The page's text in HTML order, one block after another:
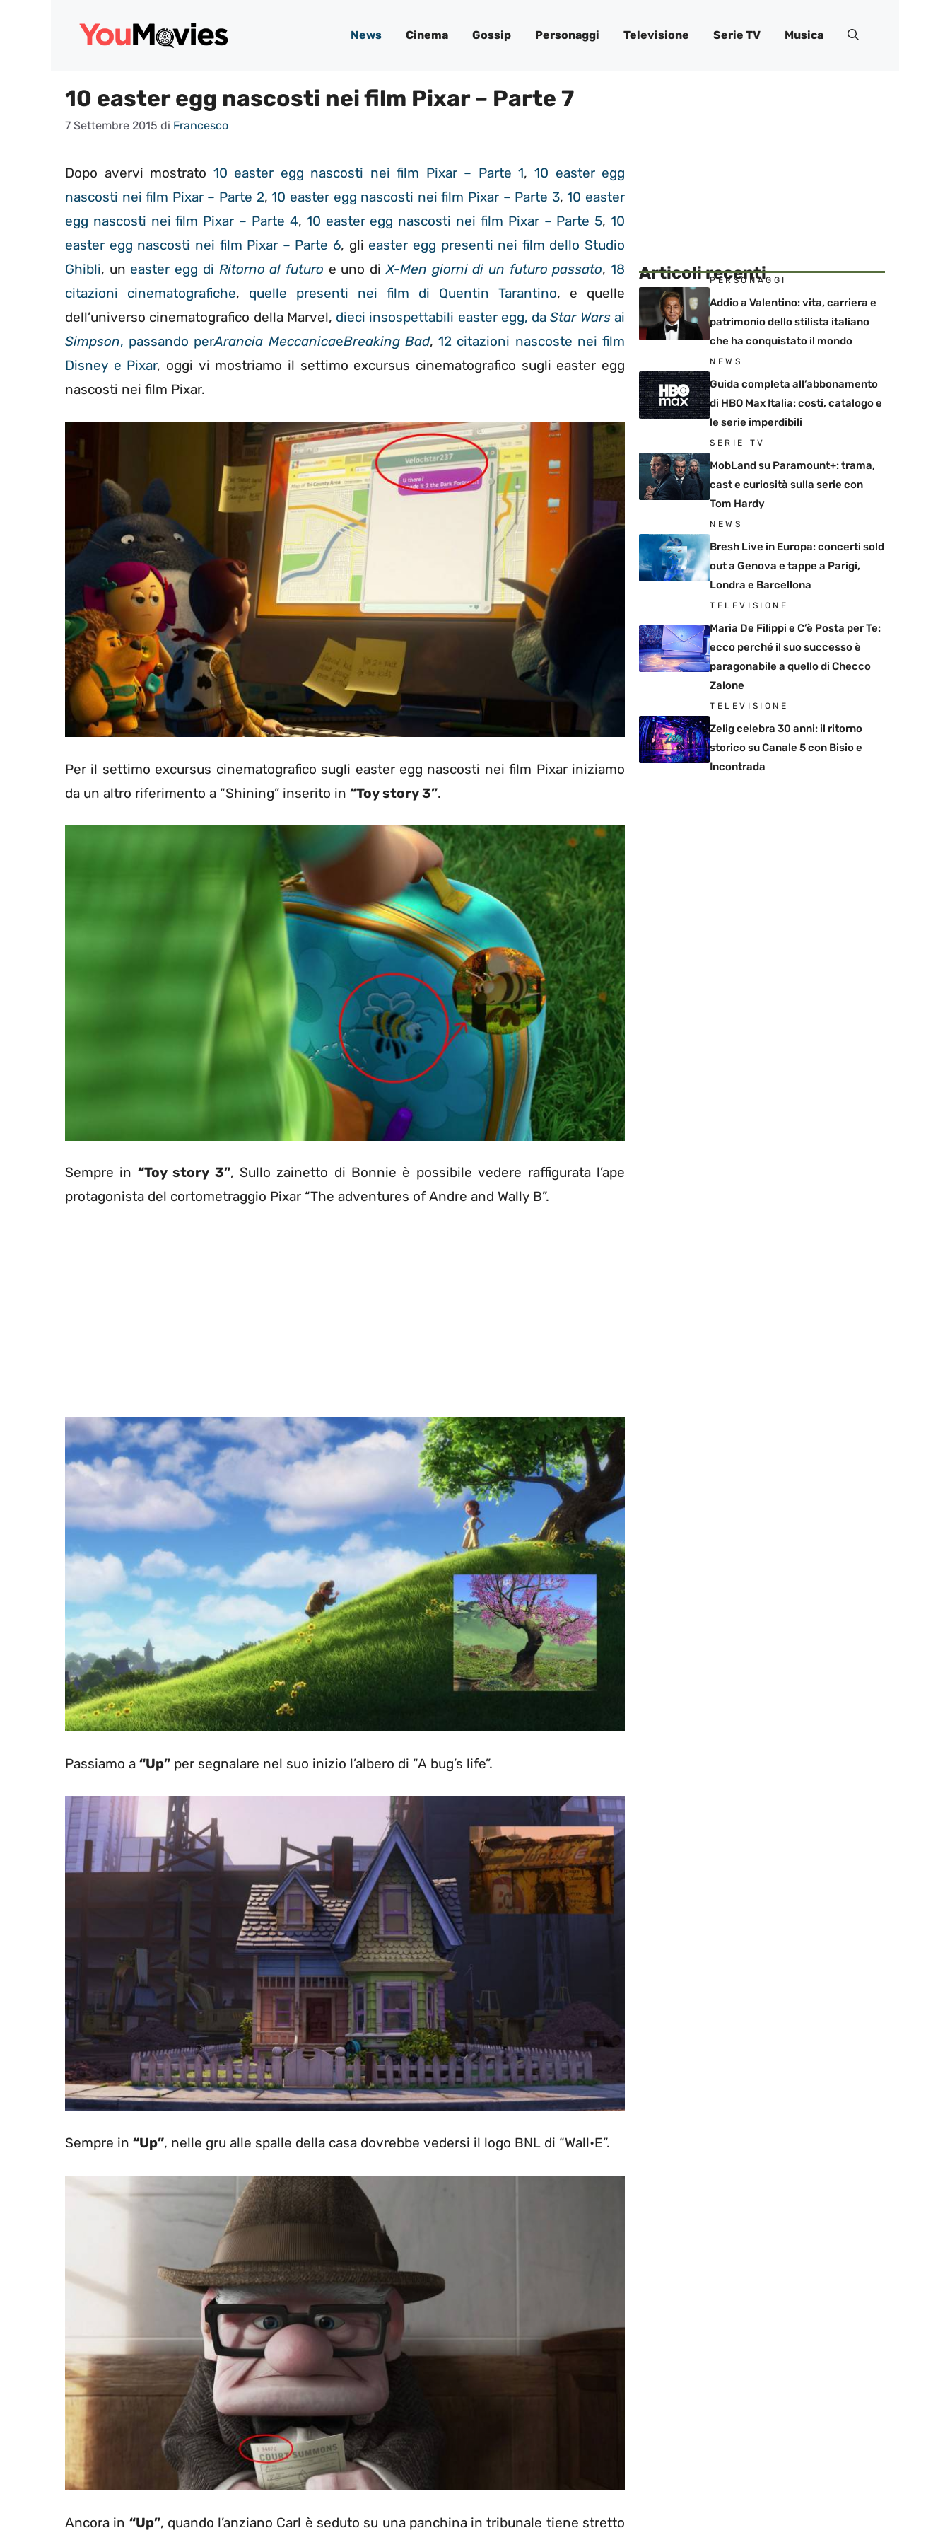
News Cinema Gossip Personaggi Televisione Serie TV Musica
10 easter egg nascosti nei film Pixar – Parte 7
7 Settembre 2015 di Francesco
Dopo avervi mostrato 10 easter egg nascosti nei film Pixar – Parte 1, 10 easter egg
nascosti nei film Pixar – Parte 2,10 easter egg nascosti nei film Pixar – Parte 3,10 easter
egg nascosti nei film Pixar – Parte 4, 10 easter egg nascosti nei film Pixar – Parte 5,10
easter egg nascosti nei film Pixar – Parte 6, gli easter egg presenti nei film dello Studio
Ghibli, un easter egg di Ritorno al futuro e uno diX-Men giorni di un futuro passato,18
citazioni cinematografiche, quelle presenti nei film di Quentin Tarantino, e quelle
dell’universo cinematografico della Marvel, dieci insospettabili easter egg, daStar Warsai
Simpson, passando perArancia MeccanicaeBreaking Bad,12 citazioni nascoste nei film
Disney e Pixar, oggi vi mostriamo il settimo excursus cinematografico sugli easter egg
nascosti nei film Pixar.
Per il settimo excursus cinematografico sugli easter egg nascosti nei film Pixar iniziamo
da un altro riferimento a “Shining” inserito in “Toy story 3”.
Sempre in “Toy story 3”, Sullo zainetto di Bonnie è possibile vedere raffigurata l’ape
protagonista del cortometraggio Pixar “The adventures of Andre and Wally B”.
Passiamo a “Up” per segnalare nel suo inizio l’albero di “A bug’s life”.
Sempre in “Up”, nelle gru alle spalle della casa dovrebbe vedersi il logo BNL di “Wall•E”.
Ancora in “Up”, quando l’anziano Carl è seduto su una panchina in tribunale tiene stretto
Articoli recenti
PERSONAGGI
Addio a Valentino: vita, carriera e
patrimonio dello stilista italiano
che ha conquistato il mondo
NEWS
Guida completa all’abbonamento
di HBO Max Italia: costi, catalogo e
le serie imperdibili
SERIE TV
MobLand su Paramount+: trama,
cast e curiosità sulla serie con
Tom Hardy
NEWS
Bresh Live in Europa: concerti sold
out a Genova e tappe a Parigi,
Londra e Barcellona
TELEVISIONE
Maria De Filippi e C’è Posta per Te:
ecco perché il suo successo è
paragonabile a quello di Checco
Zalone
TELEVISIONE
Zelig celebra 30 anni: il ritorno
storico su Canale 5 con Bisio e
Incontrada